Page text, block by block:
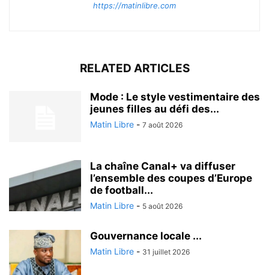
https://matinlibre.com
RELATED ARTICLES
Mode : Le style vestimentaire des
jeunes filles au défi des...
Matin Libre - 7 août 2026
La chaîne Canal+ va diffuser
l’ensemble des coupes d’Europe
de football...
Matin Libre - 5 août 2026
Gouvernance locale ...
Matin Libre - 31 juillet 2026